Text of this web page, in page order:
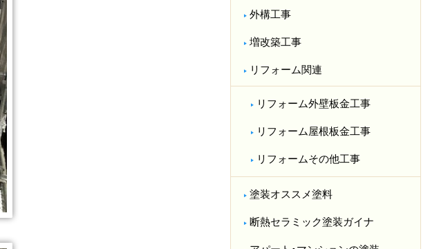
外構工事
増改築工事
リフォーム関連
リフォーム外壁板金工事
リフォーム屋根板金工事
リフォームその他工事
塗装オススメ塗料
断熱セラミック塗装ガイナ